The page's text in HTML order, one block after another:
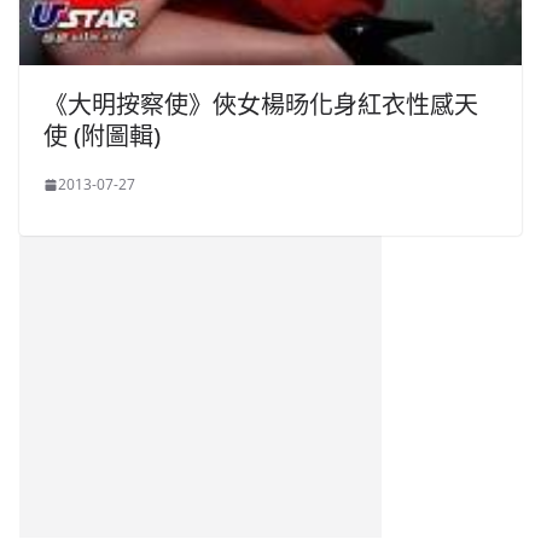
《大明按察使》俠女楊旸化身紅衣性感天
使 (附圖輯)
2013-07-27